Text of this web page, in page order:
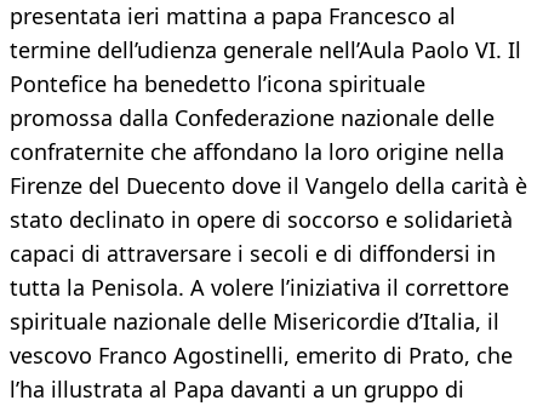
presentata ieri mattina a papa Francesco al
termine dell’udienza generale nell’Aula Paolo VI. Il
Pontefice ha benedetto l’icona spirituale
promossa dalla Confederazione nazionale delle
confraternite che affondano la loro origine nella
Firenze del Duecento dove il Vangelo della carità è
stato declinato in opere di soccorso e solidarietà
capaci di attraversare i secoli e di diffondersi in
tutta la Penisola. A volere l’iniziativa il correttore
spirituale nazionale delle Misericordie d’Italia, il
vescovo Franco Agostinelli, emerito di Prato, che
l’ha illustrata al Papa davanti a un gruppo di